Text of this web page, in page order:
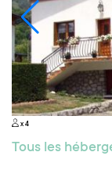
x 4
Tous les